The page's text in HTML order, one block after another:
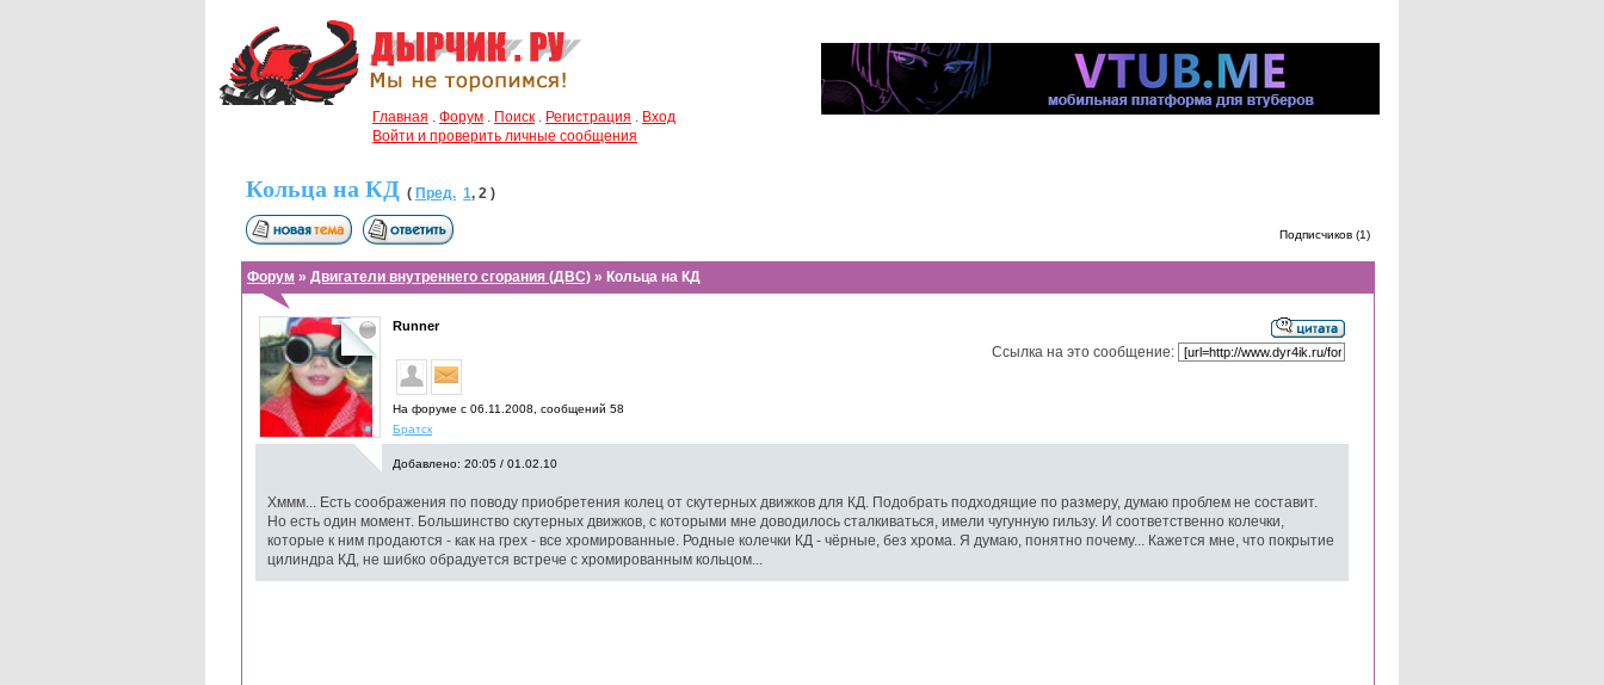
Главная . Форум . Поиск . Регистрация . Вход
Войти и проверить личные сообщения
Кольца на КД ( Пред. 1, 2 )
Подписчиков (1)
Форум » Двигатели внутреннего сгорания (ДВС) » Кольца на КД
Runner
На форуме с 06.11.2008, cообщений 58
Братск
Ссылка на это сообщение:
Добавлено: 20:05 / 01.02.10
Хммм... Есть соображения по поводу приобретения колец от скутерных движков для КД. Подобрать подходящие по размеру, думаю проблем не составит.
Но есть один момент. Большинство скутерных движков, с которыми мне доводилось сталкиваться, имели чугунную гильзу. И соответственно колечки,
которые к ним продаются - как на грех - все хромированные. Родные колечки КД - чёрные, без хрома. Я думаю, понятно почему... Кажется мне, что покрытие
цилиндра КД, не шибко обрадуется встрече с хромированным кольцом...